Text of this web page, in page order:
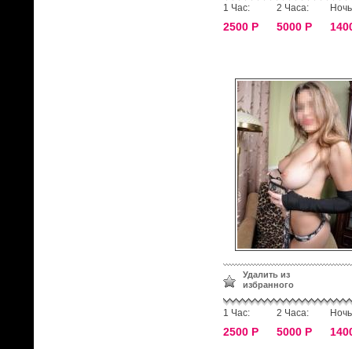
1 Час:
2500 Р
2 Часа:
5000 Р
Удалить из
избранного
1 Час:
2500 Р
2 Часа:
5000 Р